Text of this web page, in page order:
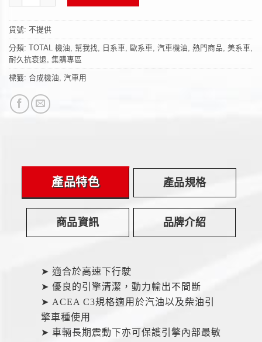
貨號: 不提供
分類: TOTAL 機油, 幫我找, 日系車, 歐系車, 汽車機油, 熱門商品, 美系車,
耐久抗衰退, 集購專區
標籤: 合成機油, 汽車用
產品特色 產品規格
商品資訊 品牌介紹
➤ 適合於高速下行駛
➤ 優良的引擎清潔，動力輸出不間斷
➤ ACEA C3規格適用於汽油以及柴油引
擎車種使用
➤ 車輛長期震動下亦可保護引擎內部最敏